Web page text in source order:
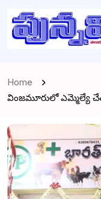
Home
వింజమూరులో ఎమ్మెల్యే